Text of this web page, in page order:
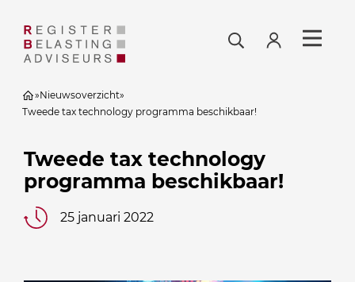
»Nieuwsoverzicht»
Tweede tax technology programma beschikbaar!
Tweede tax technology
programma beschikbaar!
25 januari 2022